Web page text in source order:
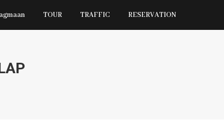
TOUR TRAFFIC RESERVATION